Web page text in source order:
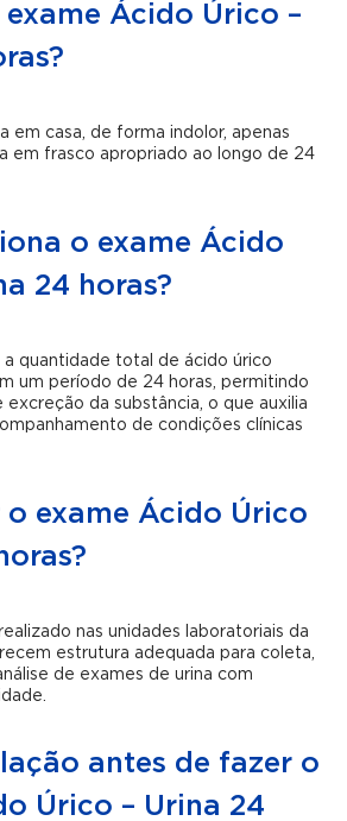
exame Ácido Úrico –
em casa, de forma indolor, apenas
em frasco apropriado ao longo de 24
o exame Ácido
24 horas?
quantidade total de ácido úrico
um período de 24 horas, permitindo
excreção da substância, o que auxilia
de condições clínicas
o exame Ácido Úrico
nas unidades laboratoriais da
estrutura adequada para coleta,
de exames de urina com
antes de fazer o
Úrico – Urina 24